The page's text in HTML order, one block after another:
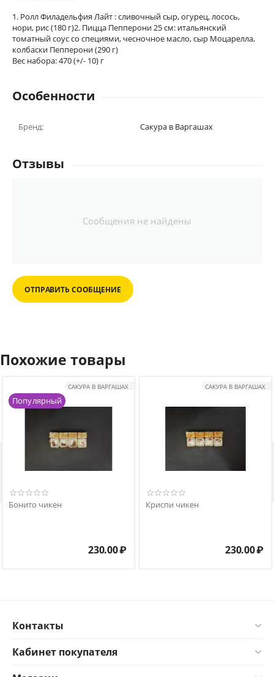
1. Ролл Филадельфия Лайт : сливочный сыр, огурец, лосось,
нори, рис (180 г)2. Пицца Пепперони 25 см: итальянский
томатный соус со специями, чесночное масло, сыр Моцарелла,
колбаски Пепперони (290 г)
Вес набора: 470 (+/- 10) г
Особенности
Бренд: Сакура в Варгашах
Отзывы
Сообщения не найдены
ОТПРАВИТЬ СООБЩЕНИЕ
Похожие товары
САКУРА В ВАРГАШАХ
Популярный
Бонито чикен
230.00₽
САКУРА В ВАРГАШАХ
Криспи чикен
230.00₽
Контакты
Кабинет покупателя